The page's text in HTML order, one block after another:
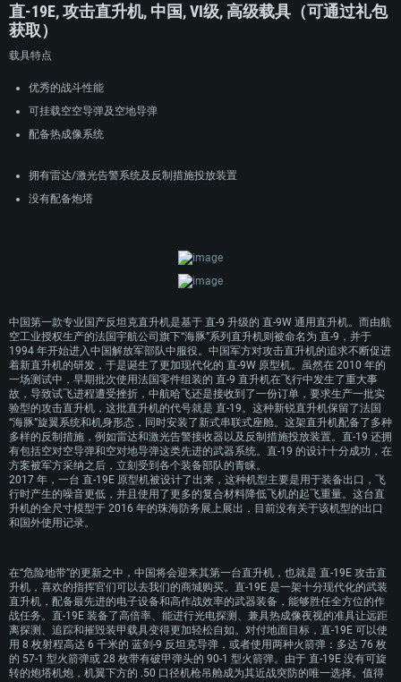
配置要求
Linux平台
最低配置
操作系统：Windows 10 (64位)
处理器：双核 2.2 GHz
内存大小：4GB
图形处理器：DirectX 11 级别的显卡 - AMD Radeon 77XX / NVIDIA GeForce
GTX 660 (游戏支持的解析度最低为720P)
网络：宽带网络连接
硬盘空间：23.1 GB (极简客户端)
操作系统：Windows 10 / 11 (64位)
处理器：英特尔 Core i5 或 Ryzen 5 3600 及以上
内存大小: 16 GB 或更高
图形处理器：DirectX 11 及以上级别的显卡 - Nvidia GeForce GTX1060 /
AMD Radeon RX 570 同等级及更高
最低配置
操作系统：Mac OS Big Sur 11.0 或更新版本
处理器：Core i7，至少需要 2.2GHz (不支持Intel Xeon系列)
内存大小：6 GB
图形处理器: Intel Iris Pro 5200 (Mac) 或同等水平的 AMD / Nvidia显卡 (游戏
支持的解析度最低为720P)
网络：宽带网络连接
硬盘空间: 22.1 GB (极简客户端)
操作系统：Mac OS Big Sur 11.0 或更新版本
处理器：Core i7 (不支持Intel Xeon系列)
内存大小：8 GB
图形处理器：Radeon Vega II或更高，需要支持Metal
网络：宽带网络连接
最低配置
操作系统：大部分现代 64 位 Linux 系统发行版
处理器：双核 2.4 GHz
内存大小：4 GB
图形处理器：NVIDIA GTX 660 及最新显卡驱动 (至少为半年以内的版本) 或同
等水平的 AMD 显卡及最新的显卡驱动 (至少为半年以内的版本)。游戏支持的
解析度最低为720P。显卡需要支持Vulkan API
网络：宽带网络连接
硬盘空间: 22.1 GB (极简客户端)
操作系统：Ubuntu 20.04 64位
处理器：Intel Core i7
内存大小: 16 GB
图形处理器：NVIDIA GTX 1060 与最新显卡驱动 (至少为半年以内的版本) 或
同等水平的 AMD 显卡 (如 Radeon RX 570) 及最新的显卡驱动 (至少为半年以
直-19E, 攻击直升机, 中国, VI级, 高级载具（可通过礼包
获取）
载具特点
优秀的战斗性能
可挂载空空导弹及空地导弹
配备热成像系统
拥有雷达/激光告警系统及反制措施投放装置
没有配备炮塔
中国第一款专业国产反坦克直升机是基于 直-9 升级的 直-9W 通用直升机。而由航
空工业授权生产的法国宇航公司旗下“海豚”系列直升机则被命名为 直-9，并于
1994 年开始进入中国解放军部队中服役。中国军方对攻击直升机的追求不断促进
着新直升机的研发，于是诞生了更加现代化的 直-9W 原型机。虽然在 2010 年的
一场测试中，早期批次使用法国零件组装的 直-9 直升机在飞行中发生了重大事
故，导致试飞进程遭受挫折，中航哈飞还是接收到了一份订单，要求生产一批实
验型的攻击直升机，这批直升机的代号就是 直-19。这种新锐直升机保留了法国
“海豚”旋翼系统和机身形态，同时安装了新式串联式座舱。这架直升机配备了多种
多样的反制措施，例如雷达和激光告警接收器以及反制措施投放装置。直-19 还拥
有包括空对空导弹和空对地导弹这类先进的武器系统。直-19 的设计十分成功，在
方案被军方采纳之后，立刻受到各个装备部队的青睐。
2017 年，一台 直-19E 原型机被设计了出来，这种机型主要是用于装备出口，飞
行时产生的噪音更低，并且使用了更多的复合材料降低飞机的起飞重量。这台直
升机的全尺寸模型于 2016 年的珠海防务展上展出，目前没有关于该机型的出口
和国外使用记录。
在“危险地带”的更新之中，中国将会迎来其第一台直升机，也就是 直-19E 攻击直
升机，喜欢的指挥官们可以去我们的商城购买。直-19E 是一架十分现代化的武装
直升机，配备最先进的电子设备和高作战效率的武器装备，能够胜任全方位的作
战任务。直-19E 装备了高倍率、能进行光电探测、兼具热成像夜视的准具让远距
离探测、追踪和摧毁装甲载具变得更加轻松自如。对付地面目标，直-19E 可以使
用 8 枚射程高达 6 千米的 蓝剑-9 反坦克导弹，或者使用两种火箭弹：多达 76 枚
的 57-1 型火箭弹或 28 枚带有破甲弹头的 90-1 型火箭弹。由于 直-19E 没有可旋
转的炮塔机炮，机翼下方的 .50 口径机枪吊舱成为其近战突防的唯一选择。值得